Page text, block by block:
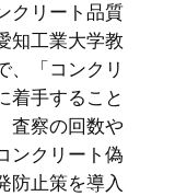
クリート品質
知工業大学教
、「コンクリ
着手すること
査察の回数や
ンクリート偽
防止策を導入